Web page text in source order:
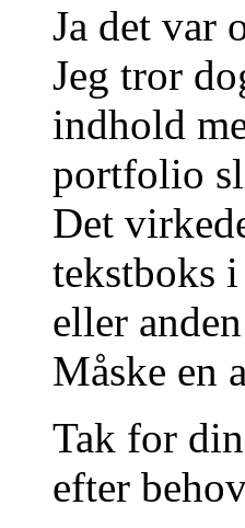
Ja det var
Jeg tror
indhold
portfolio
Det
tekstboks
eller
Måske en
Tak for
efter